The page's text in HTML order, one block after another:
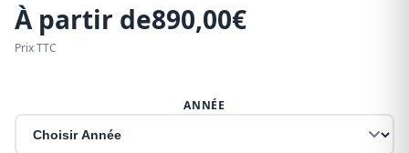
À partir de890,00€
Prix TTC
ANNÉE